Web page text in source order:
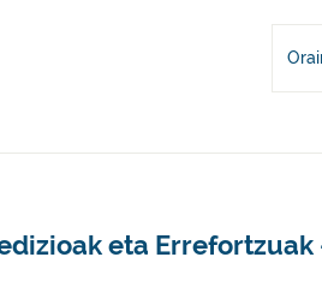
eta Errefortzuak